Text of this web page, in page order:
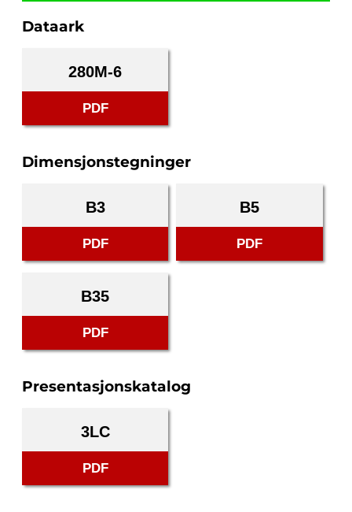
Dataark
280M-6
PDF
Dimensjonstegninger
B3
PDF
B5
PDF
B35
PDF
Presentasjonskatalog
3LC
PDF